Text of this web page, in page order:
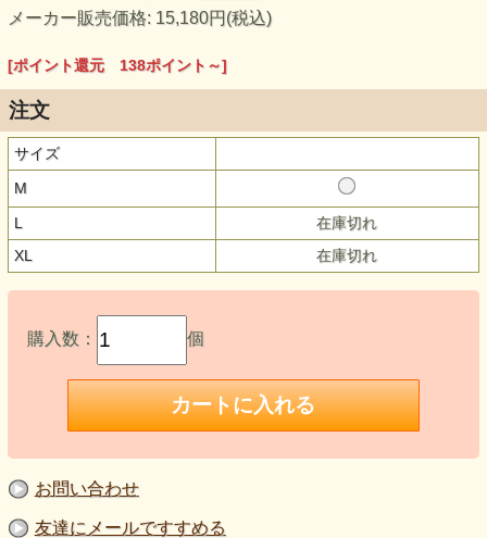
メーカー販売価格: 15,180円(税込)
[ポイント還元 138ポイント～]
注文
サイズ
M
L
在庫切れ
XL
在庫切れ
購入数： 個
お問い合わせ
友達にメールですすめる